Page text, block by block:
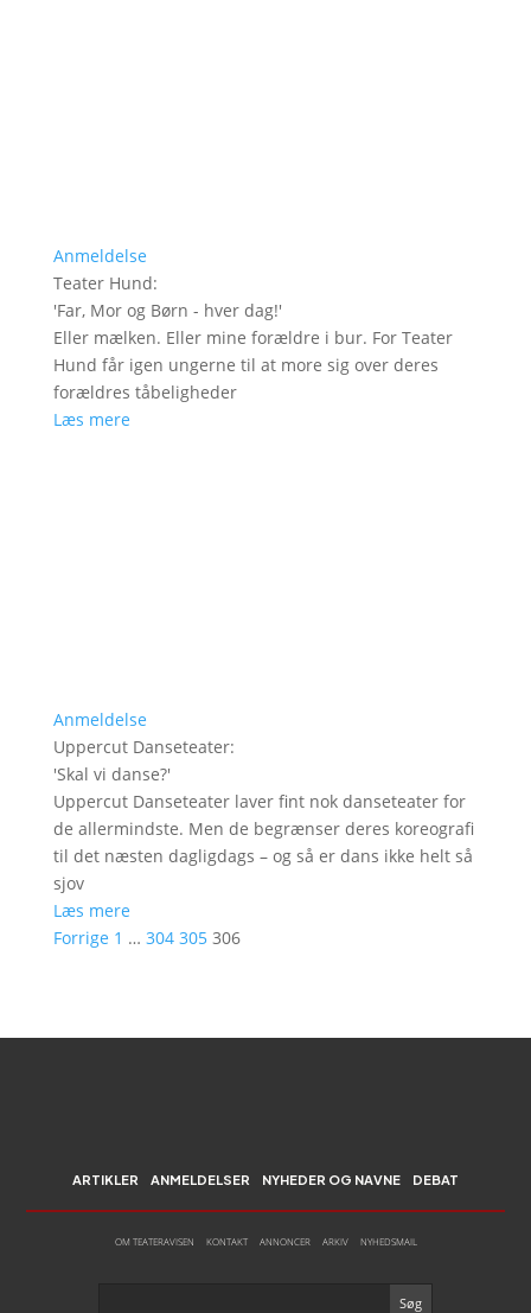
Anmeldelse
Teater Hund:
'Far, Mor og Børn - hver dag!'
Eller mælken. Eller mine forældre i bur. For Teater
Hund får igen ungerne til at more sig over deres
forældres tåbeligheder
Læs mere
Anmeldelse
Uppercut Danseteater:
'Skal vi danse?'
Uppercut Danseteater laver fint nok danseteater for
de allermindste. Men de begrænser deres koreografi
til det næsten dagligdags – og så er dans ikke helt så
sjov
Læs mere
Forrige 1 … 304 305 306
ARTIKLER ANMELDELSER NYHEDER OG NAVNE DEBAT
OM TEATERAVISEN KONTAKT ANNONCER ARKIV NYHEDSMAIL